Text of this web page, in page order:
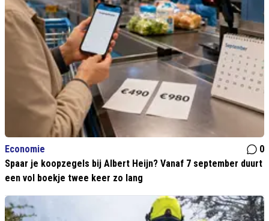
Economie
0
Spaar je koopzegels bij Albert Heijn? Vanaf 7 september duurt
een vol boekje twee keer zo lang